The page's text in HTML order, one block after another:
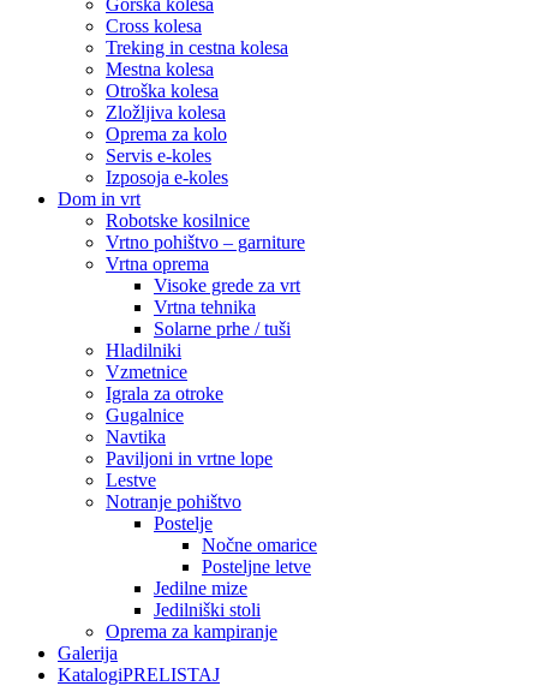
Gorska kolesa
Cross kolesa
Treking in cestna kolesa
Mestna kolesa
Otroška kolesa
Zložljiva kolesa
Oprema za kolo
Servis e-koles
Izposoja e-koles
Dom in vrt
Robotske kosilnice
Vrtno pohištvo – garniture
Vrtna oprema
Visoke grede za vrt
Vrtna tehnika
Solarne prhe / tuši
Hladilniki
Vzmetnice
Igrala za otroke
Gugalnice
Navtika
Paviljoni in vrtne lope
Lestve
Notranje pohištvo
Postelje
Nočne omarice
Posteljne letve
Jedilne mize
Jedilniški stoli
Oprema za kampiranje
Galerija
KatalogiPRELISTAJ